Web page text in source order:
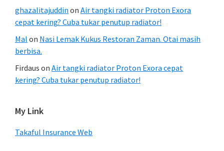
ghazalitajuddin on Air tangki radiator Proton Exora
cepat kering? Cuba tukar penutup radiator!
Mal on Nasi Lemak Kukus Restoran Zaman. Otai masih
berbisa.
Firdaus on Air tangki radiator Proton Exora cepat
kering? Cuba tukar penutup radiator!
My Link
Takaful Insurance Web